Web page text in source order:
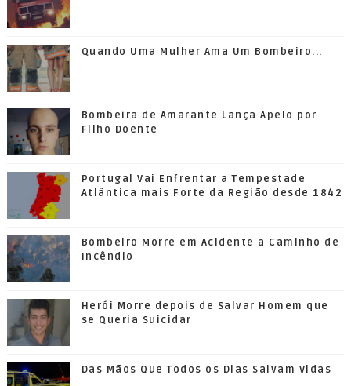
Quando Uma Mulher Ama Um Bombeiro...
Bombeira de Amarante Lança Apelo por
Filho Doente
Portugal Vai Enfrentar a Tempestade
Atlântica mais Forte da Região desde 1842
Bombeiro Morre em Acidente a Caminho de
Incêndio
Herói Morre depois de Salvar Homem que
se Queria Suicidar
Das Mãos Que Todos os Dias Salvam Vidas